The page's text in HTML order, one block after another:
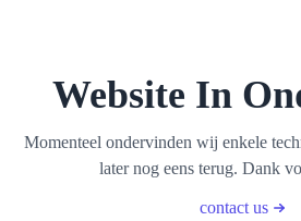
Website In
Momenteel ondervinden wij enkele
later nog eens terug. Dank
contact us